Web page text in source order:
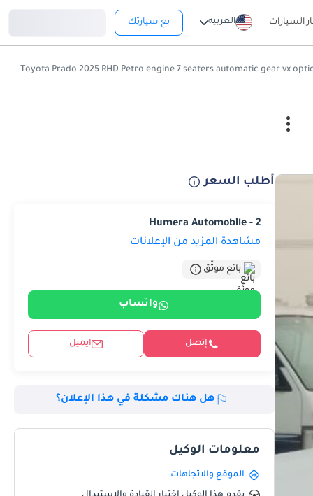
السيارات العربية بع سيارتك
أطلب السعر
Humera Automobile - 2
مشاهدة المزيد من الإعلانات
بائع موثّق
واتساب
إتصل ايميل
هل هناك مشكلة في هذا الإعلان؟
معلومات الوكيل
الموقع والاتجاهات